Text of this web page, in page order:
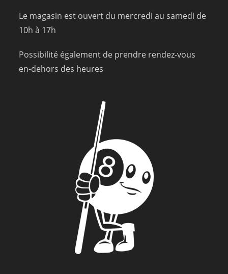
Le magasin est ouvert du mercredi au samedi de
10h à 17h
Possibilité également de prendre rendez-vous
en-dehors des heures